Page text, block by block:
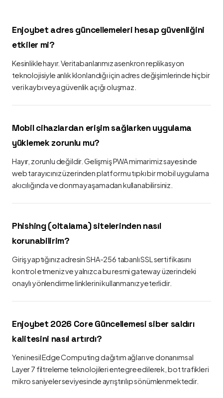
Enjoybet adres güncellemeleri hesap güvenliğini
etkiler mi?
Kesinlikle hayır. Veritabanlarımız asenkron replikasyon
teknolojisiyle anlık klonlandığı için adres değişimlerinde hiçbir
veri kaybı veya güvenlik açığı oluşmaz.
Mobil cihazlardan erişim sağlarken uygulama
yüklemek zorunlu mu?
Hayır, zorunlu değildir. Gelişmiş PWA mimarimiz sayesinde
web tarayıcınız üzerinden platformu tıpkı bir mobil uygulama
akıcılığında ve donma yaşamadan kullanabilirsiniz.
Phishing (oltalama) sitelerinden nasıl
korunabilirim?
Giriş yaptığınız adresin SHA-256 tabanlı SSL sertifikasını
kontrol etmeniz ve yalnızca bu resmi gateway üzerindeki
onaylı yönlendirme linklerini kullanmanız yeterlidir.
Enjoybet 2026 Core Güncellemesi siber saldırı
kalitesini nasıl artırdı?
Yeni nesil Edge Computing dağıtım ağları ve donanımsal
Layer 7 filtreleme teknolojileri entegre edilerek, bot trafikleri
mikro saniyeler seviyesinde ayrıştırılıp sönümlenmektedir.